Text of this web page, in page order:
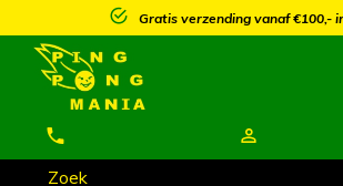
Gratis verzending vanaf €100,-